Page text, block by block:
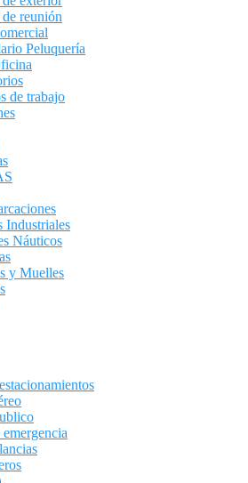
de reunión
Peluquería
de trabajo
Industriales
Náuticos
y Muelles